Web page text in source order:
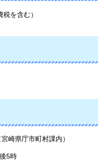
税を含む）
崎県庁市町村課内）
5時